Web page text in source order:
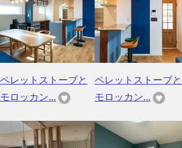
ペレットストーブと
モロッカン...
ペレットストーブと
モロッカン...